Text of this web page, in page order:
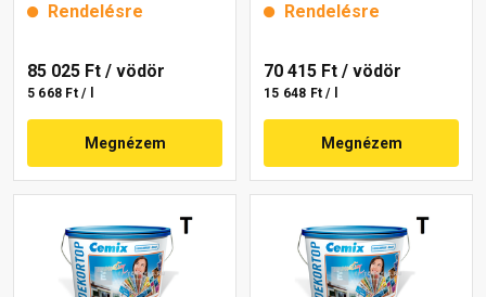
Rendelésre
85 025 Ft / vödör
5 668 Ft / l
Megnézem
Rendelésre
70 415 Ft / vödör
15 648 Ft / l
Megnézem